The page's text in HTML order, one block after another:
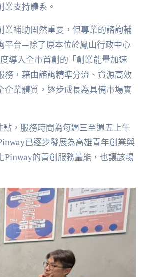
支持體系。
業補助固然重要，但專業的諮詢輔
平台—除了原本位於鳳山行政中心
導入全市首創的「創業能量加速
務，藉由諮詢精準分流、資源高效
企業體質，逐步成長為具備市場實
，服務時間為每週三至週五上午
已逐步發展為高雄青年創業與
Pinway的青創服務量能，也讓該場